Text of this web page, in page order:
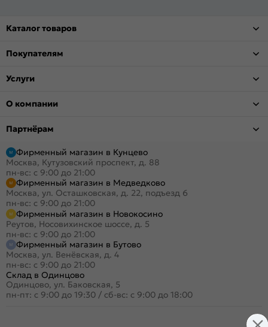
Каталог товаров
Покупателям
Услуги
О компании
Партнёрам
Фирменный магазин в Кунцево
Москва, Кутузовский проспект, д. 88
пн-вс: с 9:00 до 21:00
Фирменный магазин в Медведково
Москва, ул. Осташковская, д. 22, подъезд 6
пн-вс: с 9:00 до 21:00
Фирменный магазин в Новокосино
Реутов, Носовихинское шоссе, д. 5
пн-вс: с 9:00 до 21:00
Фирменный магазин в Бутово
Москва, ул. Венёвская, д. 4
пн-вс: с 9:00 до 21:00
Склад в Одинцово
Одинцово, ул. Баковская, 5
пн-пт: с 9:00 до 19:30 / сб-вс: с 9:00 до 18:00